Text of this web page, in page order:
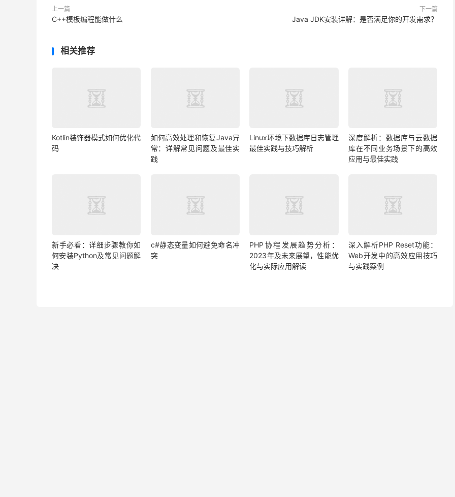
上一篇
C++模板编程能做什么
下一篇
Java JDK安装详解：是否满足你的开发需求？
相关推荐
Kotlin装饰器模式如何优化代
码
如何高效处理和恢复Java异
常：详解常见问题及最佳实
践
Linux环境下数据库日志管理
最佳实践与技巧解析
深度解析：数据库与云数据
库在不同业务场景下的高效
应用与最佳实践
新手必看：详细步骤教你如
何安装Python及常见问题解
决
c#静态变量如何避免命名冲
突
PHP协程发展趋势分析：
2023年及未来展望，性能优
化与实际应用解读
深入解析PHP Reset功能：
Web开发中的高效应用技巧
与实践案例